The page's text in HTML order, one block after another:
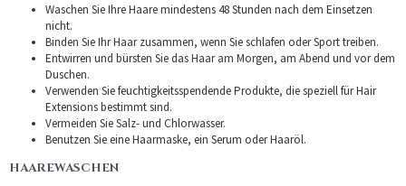
Waschen Sie Ihre Haare mindestens 48 Stunden nach dem Einsetzen
nicht.
Binden Sie Ihr Haar zusammen, wenn Sie schlafen oder Sport treiben.
Entwirren und bürsten Sie das Haar am Morgen, am Abend und vor dem
Duschen.
Verwenden Sie feuchtigkeitsspendende Produkte, die speziell für Hair
Extensions bestimmt sind.
Vermeiden Sie Salz- und Chlorwasser.
Benutzen Sie eine Haarmaske, ein Serum oder Haaröl.
HAAREWASCHEN